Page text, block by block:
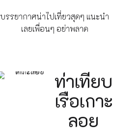
บรรยากาศน่าไปเที่ยวสุดๆ แนะนำ
เลยเพื่อนๆ อย่าพลาด
ท่าเทียบ
เรือเกาะ
ลอย